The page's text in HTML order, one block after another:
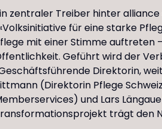
zentraler Treiber hinter
für eine starke
mit einer Stimme auftreten
Geführt wird der
Direktorin,
(Direktorin Pflege
und Lars
trägt den